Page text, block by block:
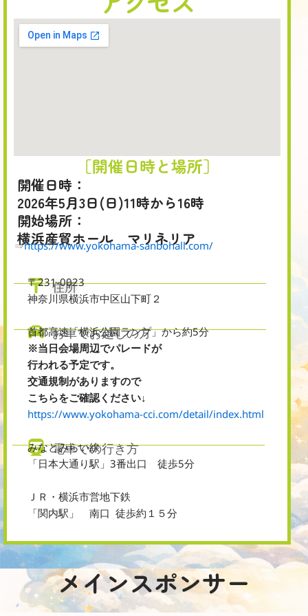
［開催日時と場所］
開催日時：
2026年5月3日(日)11時から16時
開始場所：
横浜産貿ホール マリネリア
⇒https://www.yokohama-sanbohall.com/
住所
〒231-0023
神奈川県横浜市中区山下町２
お車でお越しの方
首都高速「横浜公園ランプ」から約5分
※当日会場周辺でパレードが
行われる予定です。
交通規制がありますので
こちらをご確認ください↓
https://www.yokohama-cci.com/detail/index.html
電車での行き方
みなとみらい線
「日本大通り駅」3番出口 徒歩5分
ＪＲ・横浜市営地下鉄
「関内駅」 南口 徒歩約１５分
メインスポンサー